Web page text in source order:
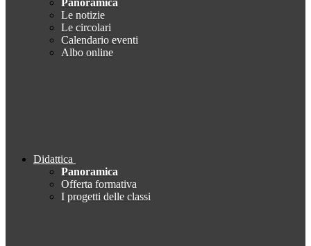
Panoramica
Le notizie
Le circolari
Calendario eventi
Albo online
Didattica
Panoramica
Offerta formativa
I progetti delle classi